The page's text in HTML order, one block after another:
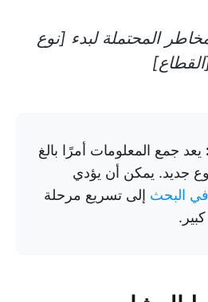
المحتملة لبدء [نوع
يعد جمع المعلومات أمرًا بالغ
جديد. يمكن أن يؤدي
إلى تسريع مرحلة